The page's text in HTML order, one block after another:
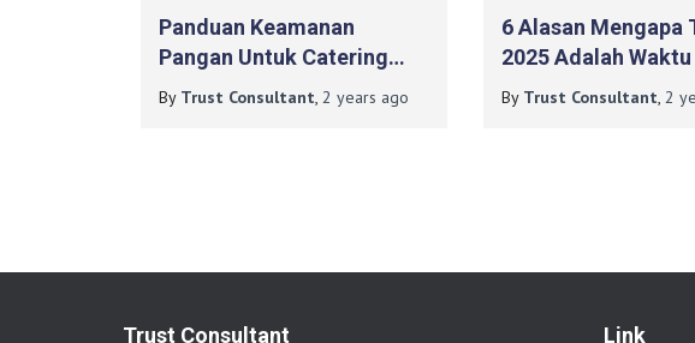
Panduan Keamanan
Pangan Untuk Catering
Program Makan Bergizi
By Trust Consultant, 2 years ago
6 Alasan Mengapa
2025 Adalah Waktu
Tepat Untuk
By Trust Consultant, 2
Trust Consultant Link